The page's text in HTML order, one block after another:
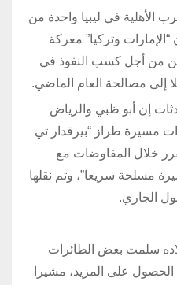
الأهلية في ليبيا واحدة من
وتركيا” معركة
من أجل كسب النفوذ في
إلى مصالحة العام الماضي.
إن أبو ظبي والرياض
مسيرة طراز “بيرقدار تي
خلال المفاوضات مع
20 طائرة مسيرة مسلحة سريعا”، وتم نقلها
الجاري.
سلمت بعض الطائرات
على المزيد، مشيرا